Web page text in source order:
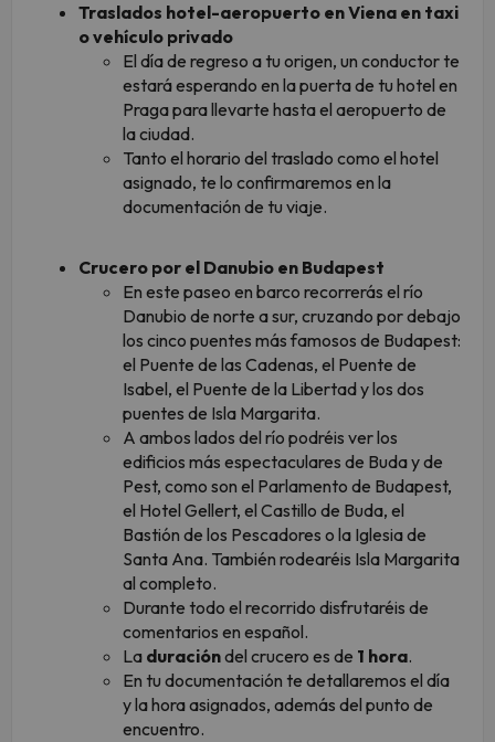
Traslados hotel-aeropuerto en Viena en taxi
o vehículo privado
El día de regreso a tu origen, un conductor te
estará esperando en la puerta de tu hotel en
Praga para llevarte hasta el aeropuerto de
la ciudad.
Tanto el horario del traslado como el hotel
asignado, te lo confirmaremos en la
documentación de tu viaje.
Crucero por el Danubio en Budapest
En este paseo en barco recorrerás el río
Danubio de norte a sur, cruzando por debajo
los cinco puentes más famosos de Budapest:
el Puente de las Cadenas, el Puente de
Isabel, el Puente de la Libertad y los dos
puentes de Isla Margarita.
A ambos lados del río podréis ver los
edificios más espectaculares de Buda y de
Pest, como son el Parlamento de Budapest,
el Hotel Gellert, el Castillo de Buda, el
Bastión de los Pescadores o la Iglesia de
Santa Ana. También rodearéis Isla Margarita
al completo.
Durante todo el recorrido disfrutaréis de
comentarios en español.
La duracióndel crucero es de 1 hora.
En tu documentación te detallaremos el día
y la hora asignados, además del punto de
encuentro.